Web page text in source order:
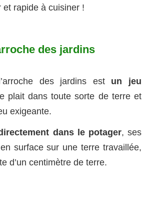
et rapide à cuisiner !
des jardins
des jardins est un jeu
plait dans toute sorte de terre et
exigeante.
dans le potager, ses
surface sur une terre travaillée,
d’un centimètre de terre.